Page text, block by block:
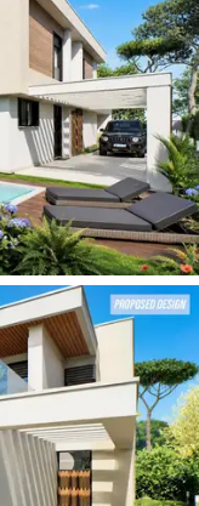
da letto, tutte
in modo da
a ciascun
ai più elevati
di flessibilità
villa, quanto
agli ospiti.
è progettato per
spazi
vasca
nel
outdoor di
a garantire
completano gli